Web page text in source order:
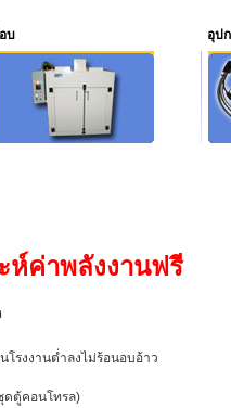
บ อุป
ห์ค่าพลังงานฟรี
รงงานต่ำลงไม่ร้อนอบอ้าว
ดตู้คอนโทรล)